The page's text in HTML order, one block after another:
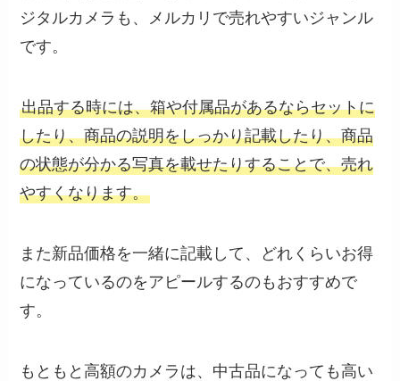
ジタルカメラも、メルカリで売れやすいジャンル
です。
出品する時には、箱や付属品があるならセットに
したり、商品の説明をしっかり記載したり、商品
の状態が分かる写真を載せたりすることで、売れ
やすくなります。
また新品価格を一緒に記載して、どれくらいお得
になっているのをアピールするのもおすすめで
す。
もともと高額のカメラは、中古品になっても高い